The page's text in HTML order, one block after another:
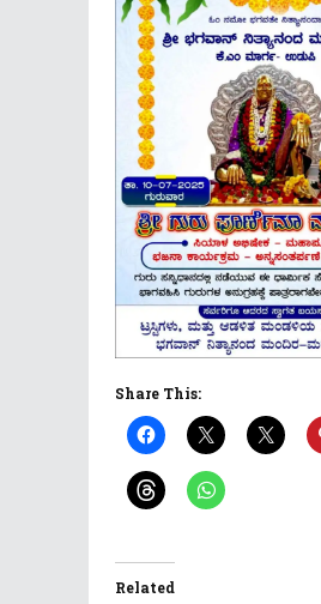
Share This:
Related